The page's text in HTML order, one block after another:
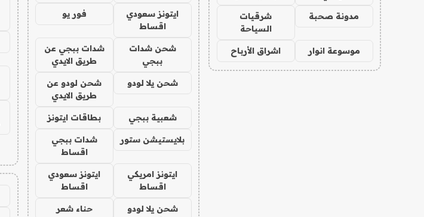
مدونة صحبة
شرقيات
السياحة
موسوعة انوار اشراق الأرباح
ايتونز سعودي
اقساط
فور يو
شحن شدات
ببجي
شدات ببجي عن
طريق الايدي
شحن يلا لودو
شحن لودو عن
طريق الايدي
شعبية ببجي بطاقات ايتونز
بلايستيشن ستور
شدات ببجي
اقساط
ايتونز امريكي
اقساط
ايتونز سعودي
اقساط
شحن يلا لودو
حناء شعر